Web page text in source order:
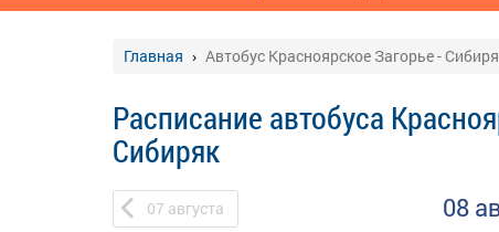
Главная Автобус Красноярское Загорье -
Расписание автобуса
Сибиряк
07 августа 08